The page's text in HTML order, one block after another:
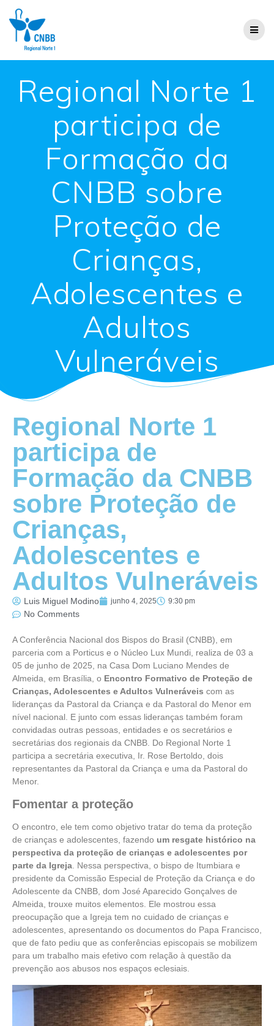
Regional Norte 1
participa de
Formação da
CNBB sobre
Proteção de
Crianças,
Adolescentes e
Adultos
Vulneráveis
Regional Norte 1
participa de
Formação da CNBB
sobre Proteção de
Crianças,
Adolescentes e
Adultos Vulneráveis
Luis Miguel Modino junho 4, 2025 9:30 pm
No Comments
A Conferência Nacional dos Bispos do Brasil (CNBB), em
parceria com a Porticus e o Núcleo Lux Mundi, realiza de 03 a
05 de junho de 2025, na Casa Dom Luciano Mendes de
Almeida, em Brasília, o Encontro Formativo de Proteção de
Crianças, Adolescentes e Adultos Vulneráveis com as
lideranças da Pastoral da Criança e da Pastoral do Menor em
nível nacional. E junto com essas lideranças também foram
convidadas outras pessoas, entidades e os secretários e
secretárias dos regionais da CNBB. Do Regional Norte 1
participa a secretária executiva, Ir. Rose Bertoldo, dois
representantes da Pastoral da Criança e uma da Pastoral do
Menor.
Fomentar a proteção
O encontro, ele tem como objetivo tratar do tema da proteção
de crianças e adolescentes, fazendo um resgate histórico na
perspectiva da proteção de crianças e adolescentes por
parte da Igreja. Nessa perspectiva, o bispo de Itumbiara e
presidente da Comissão Especial de Proteção da Criança e do
Adolescente da CNBB, dom José Aparecido Gonçalves de
Almeida, trouxe muitos elementos. Ele mostrou essa
preocupação que a Igreja tem no cuidado de crianças e
adolescentes, apresentando os documentos do Papa Francisco,
que de fato pediu que as conferências episcopais se mobilizem
para um trabalho mais efetivo com relação à questão da
prevenção aos abusos nos espaços eclesiais.